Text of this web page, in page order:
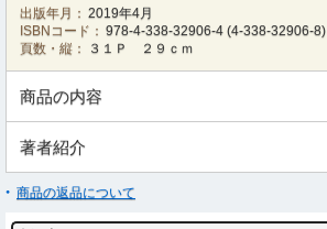
出版年月： 2019年4月
ISBNコード： 978-4-338-32906-4 (4-338-32906-8)
頁数・縦：
３１Ｐ ２９ｃｍ
商品の内容
著者紹介
商品の返品について